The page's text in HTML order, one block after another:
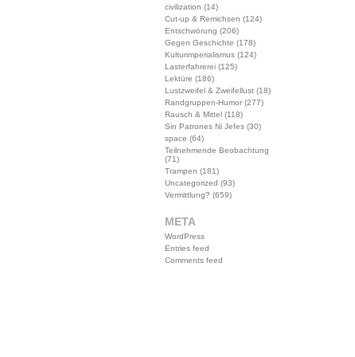
civilization (14)
Cut-up & Remichsen (124)
Entschwörung (206)
Gegen Geschichte (178)
Kulturimperialismus(124)
Lasterfahrerei(125)
Lektüre (186)
Lustzweifel & Zweifellust(18)
Randgruppen-Humor(277)
Rausch & Mittel(118)
Sin Patrones Ni Jefes(30)
space (64)
Teilnehmende Beobachtung
(71)
Trampen (181)
Uncategorized (93)
Vermittlung? (659)
META
WordPress
Entries feed
Comments feed